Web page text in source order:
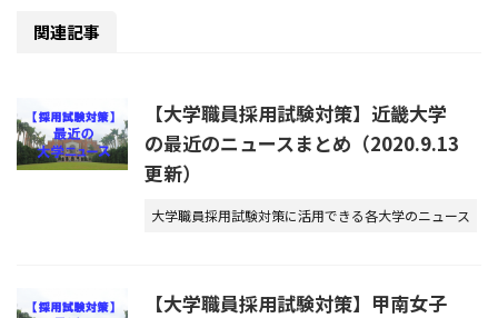
関連記事
【大学職員採用試験対策】近畿大学
の最近のニュースまとめ（2020.9.13
更新）
大学職員採用試験対策に活用できる各大学のニュース
【大学職員採用試験対策】甲南女子